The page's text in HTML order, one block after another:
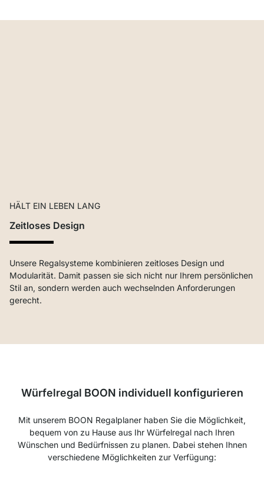
HÄLT EIN LEBEN LANG
Zeitloses Design
Unsere Regalsysteme kombinieren zeitloses Design und
Modularität. Damit passen sie sich nicht nur Ihrem persönlichen
Stil an, sondern werden auch wechselnden Anforderungen
gerecht.
Würfelregal BOON individuell konfigurieren
Mit unserem BOON Regalplaner haben Sie die Möglichkeit,
bequem von zu Hause aus Ihr Würfelregal nach Ihren
Wünschen und Bedürfnissen zu planen. Dabei stehen Ihnen
verschiedene Möglichkeiten zur Verfügung: